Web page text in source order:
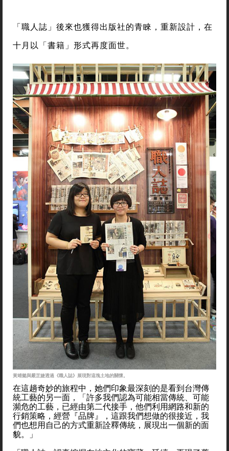
「職人誌」後來也獲得出版社的青睞，重新設計，在
十月以「書籍」形式再度面世。
黃靖懿與嚴芷婕透過《職人誌》展現對這塊土地的關懷。
在這趟奇妙的旅程中，她們印象最深刻的是看到台灣傳
統工藝的另一面，「許多我們認為可能相當傳統、可能
瀕危的工藝，已經由第二代接手，他們利用網路和新的
行銷策略，經營『品牌』，這跟我們想做的很接近，我
們也想用自己的方式重新詮釋傳統，展現出一個新的面
貌。」